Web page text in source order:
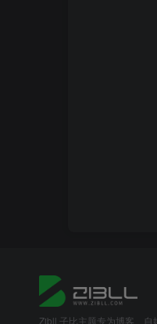
Zibll 子比主题专为博客、